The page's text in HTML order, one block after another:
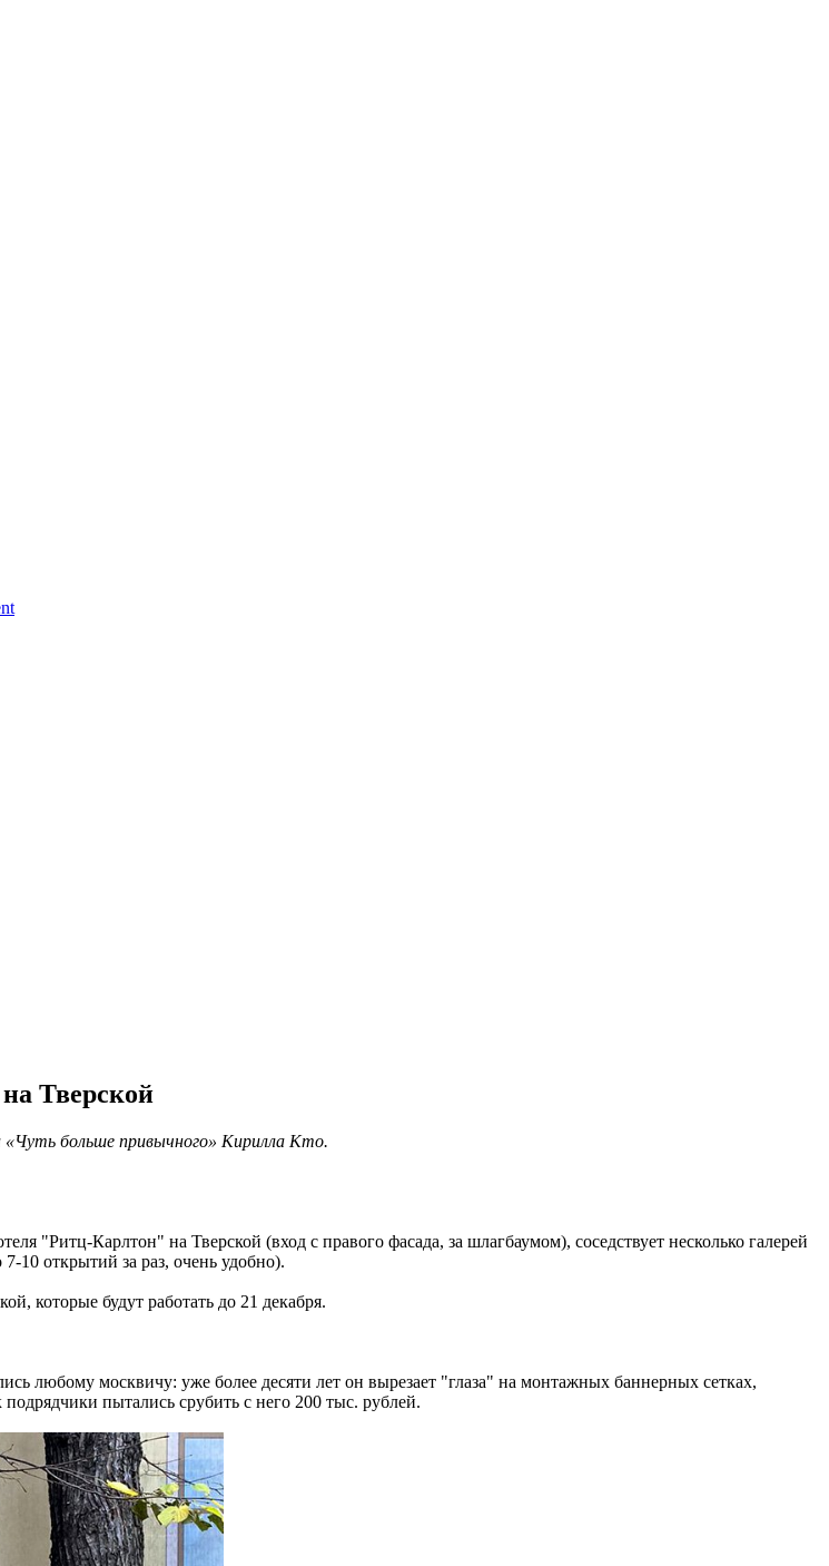
Тверской
больше привычного» Кирилла Кто.
"Ритц-Карлтон" на Тверской (вход с правого фасада, за шлагбаумом), соседствует несколько галерей
10 открытий за раз, очень удобно).
которые будут работать до 21 декабря.
любому москвичу: уже более десяти лет он вырезает "глаза" на монтажных баннерных сетках,
подрядчики пытались срубить с него 200 тыс. рублей.